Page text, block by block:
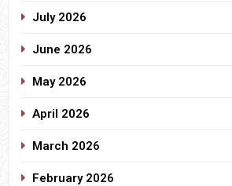
July 2026
June 2026
May 2026
April 2026
March 2026
February 2026